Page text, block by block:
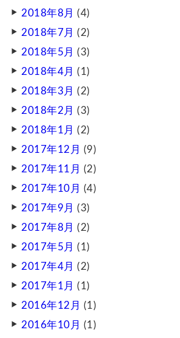
2018年8月 (4)
2018年7月 (2)
2018年5月 (3)
2018年4月 (1)
2018年3月 (2)
2018年2月 (3)
2018年1月 (2)
2017年12月 (9)
2017年11月 (2)
2017年10月 (4)
2017年9月 (3)
2017年8月 (2)
2017年5月 (1)
2017年4月 (2)
2017年1月 (1)
2016年12月 (1)
2016年10月 (1)